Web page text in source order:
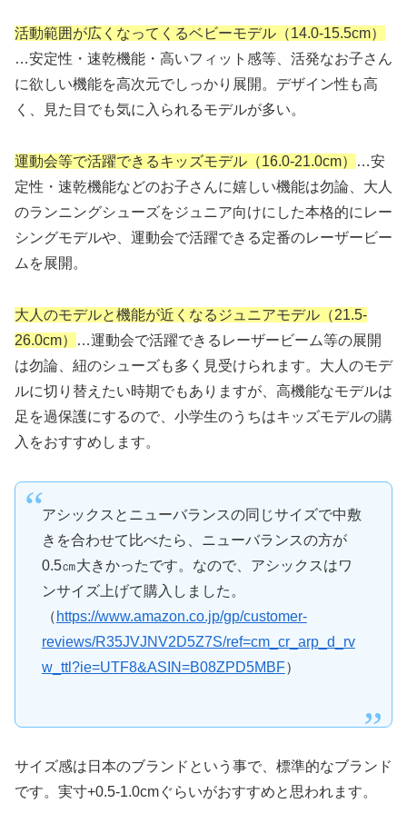
活動範囲が広くなってくるベビーモデル（14.0-15.5cm）
…安定性・速乾機能・高いフィット感等、活発なお子さん
に欲しい機能を高次元でしっかり展開。デザイン性も高
く、見た目でも気に入られるモデルが多い。
運動会等で活躍できるキッズモデル（16.0-21.0cm）
…安
定性・速乾機能などのお子さんに嬉しい機能は勿論、大人
のランニングシューズをジュニア向けにした本格的にレー
シングモデルや、運動会で活躍できる定番のレーザービー
ムを展開。
大人のモデルと機能が近くなるジュニアモデル（21.5-
26.0cm）
…運動会で活躍できるレーザービーム等の展開
は勿論、紐のシューズも多く見受けられます。大人のモデ
ルに切り替えたい時期でもありますが、高機能なモデルは
足を過保護にするので、小学生のうちはキッズモデルの購
入をおすすめします。
アシックスとニューバランスの同じサイズで中敷
きを合わせて比べたら、ニューバランスの方が
0.5㎝大きかったです。なので、アシックスはワ
ンサイズ上げて購入しました。
（ https://www.amazon.co.jp/gp/customer-
reviews/R35JVJNV2D5Z7S/ref=cm_cr_arp_d_rv
w_ttl?ie=UTF8&ASIN=B08ZPD5MBF）
サイズ感は日本のブランドという事で、標準的なブランド
です。実寸+0.5-1.0cmぐらいがおすすめと思われます。